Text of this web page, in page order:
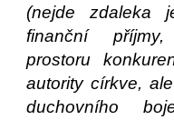
(nejde zdaleka
finanční
prostoru
autority církve,
duchovního